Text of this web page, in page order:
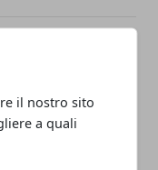
il nostro sito
a quali
dei gatti